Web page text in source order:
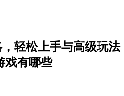
轻松上手与高级玩法
戏有哪些